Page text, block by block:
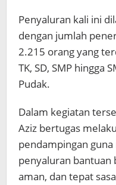
Penyaluran kali ini
dengan jumlah
2.215 orang yang
TK, SD, SMP hingga
Pudak.
Dalam kegiatan
Aziz bertugas
pendampingan
penyaluran bantuan
aman, dan tepat